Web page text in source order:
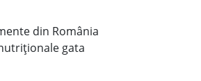
din România
gata